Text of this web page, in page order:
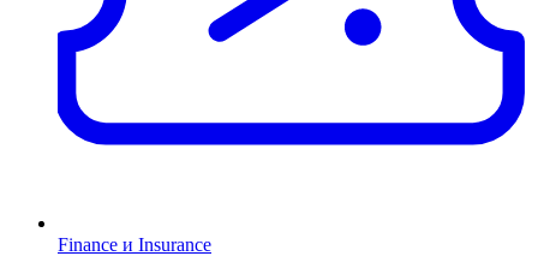
Finance и Insurance